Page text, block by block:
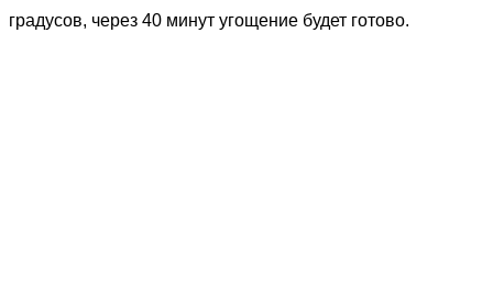
градусов, через 40 минут угощение будет готово.